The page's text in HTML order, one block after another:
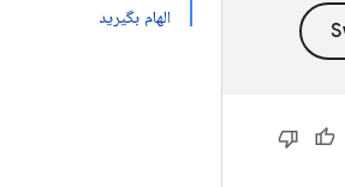
الهام بگیرید